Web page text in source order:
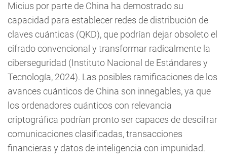
Micius por parte de China ha demostrado su
capacidad para establecer redes de distribución de
claves cuánticas (QKD), que podrían dejar obsoleto el
cifrado convencional y transformar radicalmente la
ciberseguridad (Instituto Nacional de Estándares y
Tecnología, 2024). Las posibles ramificaciones de los
avances cuánticos de China son innegables, ya que
los ordenadores cuánticos con relevancia
criptográfica podrían pronto ser capaces de descifrar
comunicaciones clasificadas, transacciones
financieras y datos de inteligencia con impunidad.